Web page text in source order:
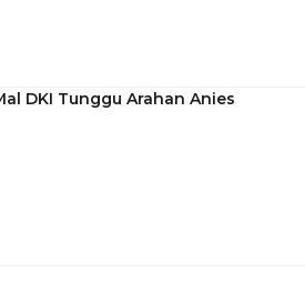
DKI Tunggu Arahan Anies